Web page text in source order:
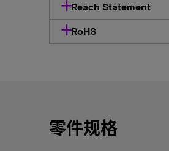
Reach Statement
RoHS
零件规格